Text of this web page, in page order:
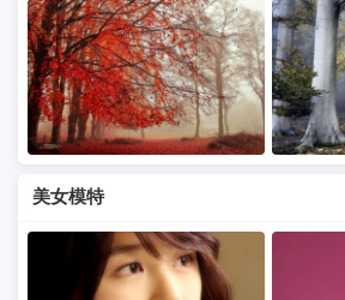
美女模特